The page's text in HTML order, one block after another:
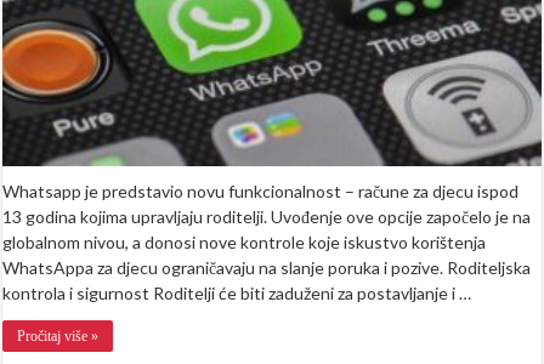
Whatsapp je predstavio novu funkcionalnost – račune za djecu ispod
13 godina kojima upravljaju roditelji. Uvođenje ove opcije započelo je na
globalnom nivou, a donosi nove kontrole koje iskustvo korištenja
WhatsAppa za djecu ograničavaju na slanje poruka i pozive. Roditeljska
kontrola i sigurnost Roditelji će biti zaduženi za postavljanje i …
Pročitaj više »